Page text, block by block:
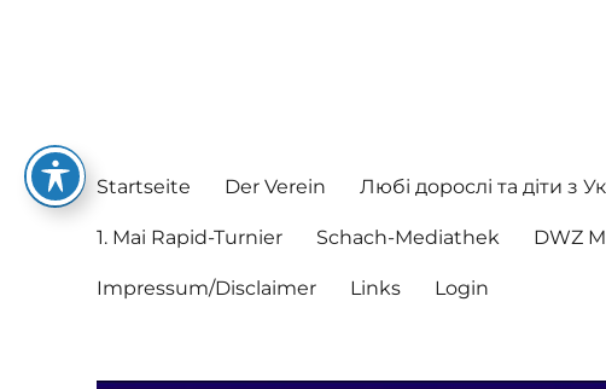
Startseite Der Verein Любі дорослі та діти з
1. Mai Rapid-Turnier Schach-Mediathek DWZ
Impressum/Disclaimer Links Login